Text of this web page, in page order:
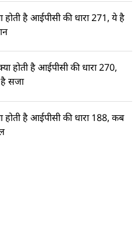
होती है आईपीसी की धारा 271, ये है
होती है आईपीसी की धारा 270,
है सजा
होती है आईपीसी की धारा 188, कब